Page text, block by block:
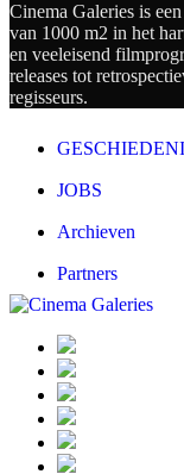
Cinema Galeries is
van 1000 m2 in het
en veeleisend
releases tot
regisseurs.
JOBS
Archieven
Partners